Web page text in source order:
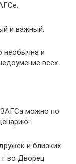
и важный.
необычна и
всех
ЗАГСа можно по
и близких
во Дворец